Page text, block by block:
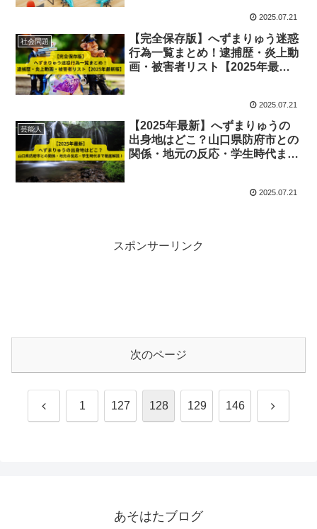
2025.07.21
社会問題
【完全保存版】へずまりゅう迷惑
行為一覧まとめ！逮捕歴・炎上動
画・被害者リスト【2025年最新
2025.07.21
芸能人
【2025年最新】へずまりゅうの
出身地はどこ？山口県防府市との
関係・地元の反応・学生時代まで
2025.07.21
スポンサーリンク
次のページ
前 1 127 128 129 146 次
あそはたブログ